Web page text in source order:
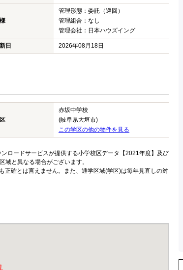
管理形態：委託（巡回）
管理組合：なし
管理会社：日本ハウズイング
日
2026年08月18日
赤坂中学校
(岐阜県大垣市)
この学区の他の物件を見る
ロードサービスが提供する小学校区データ【2021年度】及び
と異なる場合がございます。
正確とは言えません。また、通学区域(学区)は毎年見直しの対